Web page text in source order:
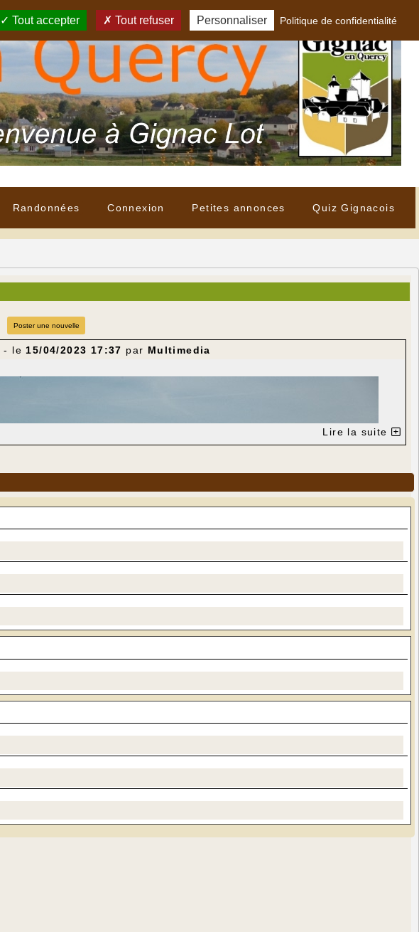
Randonnées Connexion Petites annonces Quiz Gignacois
Poster une nouvelle
- le 15/04/2023 17:37 par Multimedia
Lire la suite
Tout accepter Tout refuser Personnaliser Politique de confidentialité